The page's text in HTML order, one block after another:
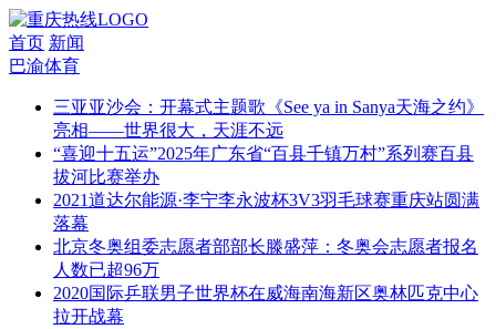
首页 新闻
巴渝体育
三亚亚沙会：开幕式主题歌《See ya in Sanya天海之约》
亮相——世界很大，天涯不远
“喜迎十五运”2025年广东省“百县千镇万村”系列赛百县
拔河比赛举办
2021道达尔能源·李宁李永波杯3V3羽毛球赛重庆站圆满
落幕
北京冬奥组委志愿者部部长滕盛萍：冬奥会志愿者报名
人数已超96万
2020国际乒联男子世界杯在威海南海新区奥林匹克中心
拉开战幕